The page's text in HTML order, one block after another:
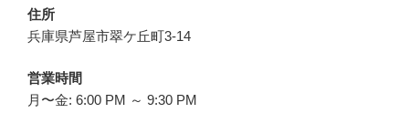
住所
兵庫県芦屋市翠ケ丘町3-14
営業時間
月〜金: 6:00 PM ～ 9:30 PM